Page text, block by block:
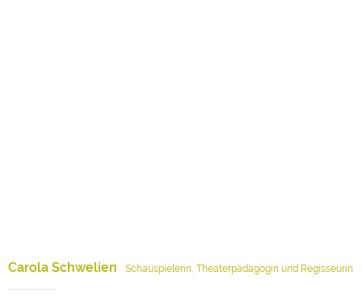
Carola Schwelien Schauspielerin, Theaterpädagogin und Regisseurin